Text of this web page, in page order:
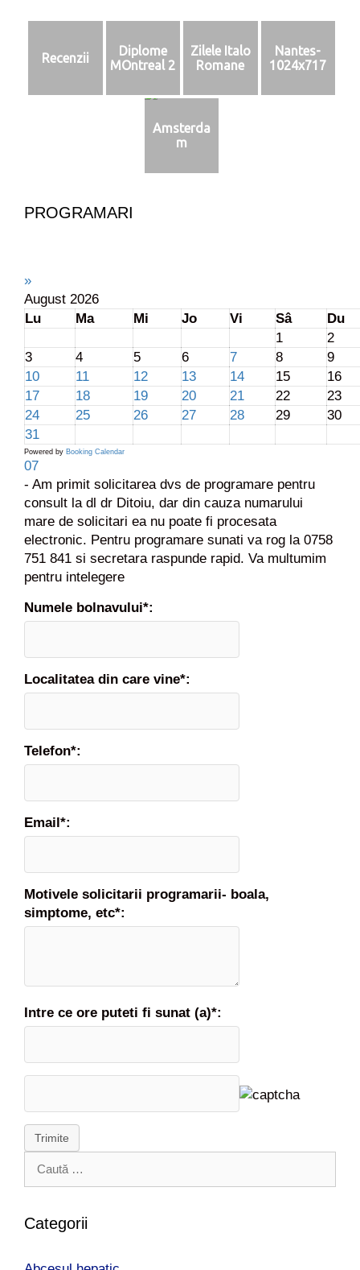
o
e
c
u
i
Recenzii
Diplome
MOntreal 2
Zilele Italo
Romane
Nantes-
1024x717
Amsterda
m
PROGRAMARI
»
August 2026
Lu
Ma Mi Jo Vi Sâ
Du
1
2
3
4 5 6 7 8
9
10
11 12 13 14 15
16
17
18 19 20 21 22
23
24
25 26 27 28 29
30
31
Powered by Booking Calendar
07
- Am primit solicitarea dvs de programare pentru
consult la dl dr Ditoiu, dar din cauza numarului
mare de solicitari ea nu poate fi procesata
electronic. Pentru programare sunati va rog la 0758
751 841 si secretara raspunde rapid. Va multumim
pentru intelegere
Numele bolnavului*:
Localitatea din care vine*:
Telefon*:
Email*:
Motivele solicitarii programarii- boala,
simptome, etc*:
Intre ce ore puteti fi sunat (a)*:
Trimite
t
Categorii